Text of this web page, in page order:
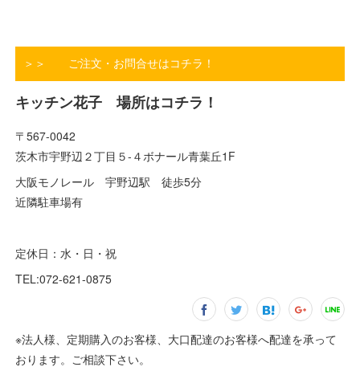
＞＞ ご注文・お問合せはコチラ！
キッチン花子 場所はコチラ！
〒567-0042
茨木市宇野辺２丁目５-４ボナール青葉丘1F
大阪モノレール 宇野辺駅 徒歩5分
近隣駐車場有
定休日：水・日・祝
TEL:072-621-0875
※法人様、定期購入のお客様、大口配達のお客様へ配達を承って
おります。ご相談下さい。